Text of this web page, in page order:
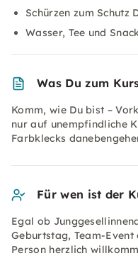
Schürzen zum Schutz
Wasser, Tee und
Was Du zum
Komm, wie Du bist –
nur auf unempfindliche
Farbklecks
Für wen ist der
Egal ob
Geburtstag, Team-
Person herzlich